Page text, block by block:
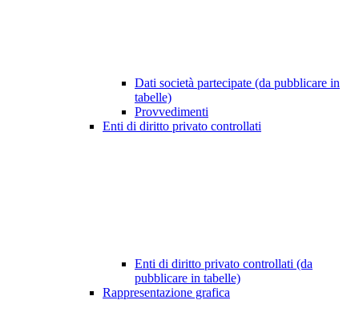
Dati società partecipate (da pubblicare in
tabelle)
Provvedimenti
Enti di diritto privato controllati
Enti di diritto privato controllati (da
pubblicare in tabelle)
Rappresentazione grafica